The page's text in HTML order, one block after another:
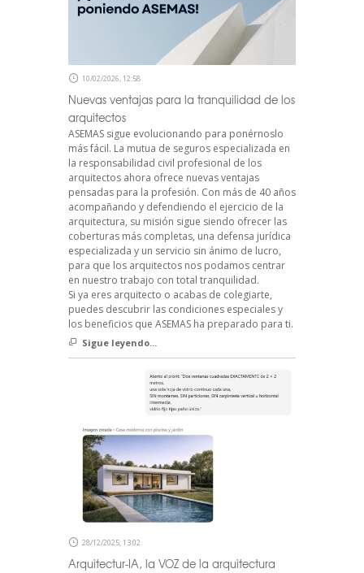
10/02/2026, 12:58
Nuevas ventajas para la tranquilidad de los
arquitectos
ASEMAS sigue evolucionando para ponérnoslo
más fácil. La mutua de seguros especializada en
la responsabilidad civil profesional de los
arquitectos ahora ofrece nuevas ventajas
pensadas para la profesión. Con más de 40 años
acompañando y defendiendo el ejercicio de la
arquitectura, su misión sigue siendo ofrecer las
coberturas más completas, una defensa jurídica
especializada y un servicio sin ánimo de lucro,
para que los arquitectos nos podamos centrar
en nuestro trabajo con total tranquilidad.
Si ya eres arquitecto o acabas de colegiarte,
puedes descubrir las condiciones especiales y
los beneficios que ASEMAS ha preparado para ti.
Sigue leyendo...
28/12/2025, 13:02
Arquitectur-IA, la VOZ de la arquitectura